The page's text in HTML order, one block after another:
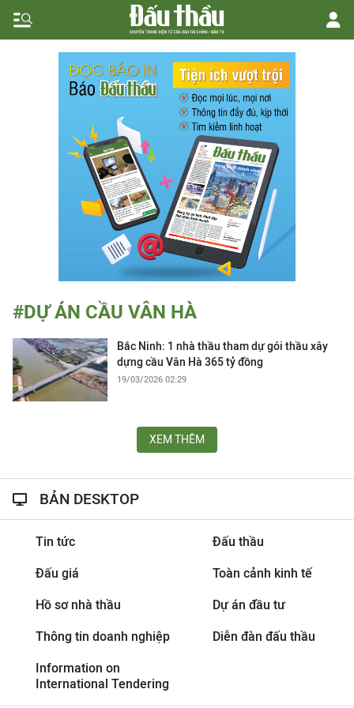
#DỰ ÁN CẦU VÂN HÀ
Bắc Ninh: 1 nhà thầu tham dự gói thầu xây
dựng cầu Vân Hà 365 tỷ đồng
19/03/2026 02:29
XEM THÊM
BẢN DESKTOP
Tin tức Đấu thầu
Đấu giá Toàn cảnh kinh tế
Hồ sơ nhà thầu Dự án đầu tư
Thông tin doanh nghiệp Diễn đàn đấu thầu
Information on
International Tendering